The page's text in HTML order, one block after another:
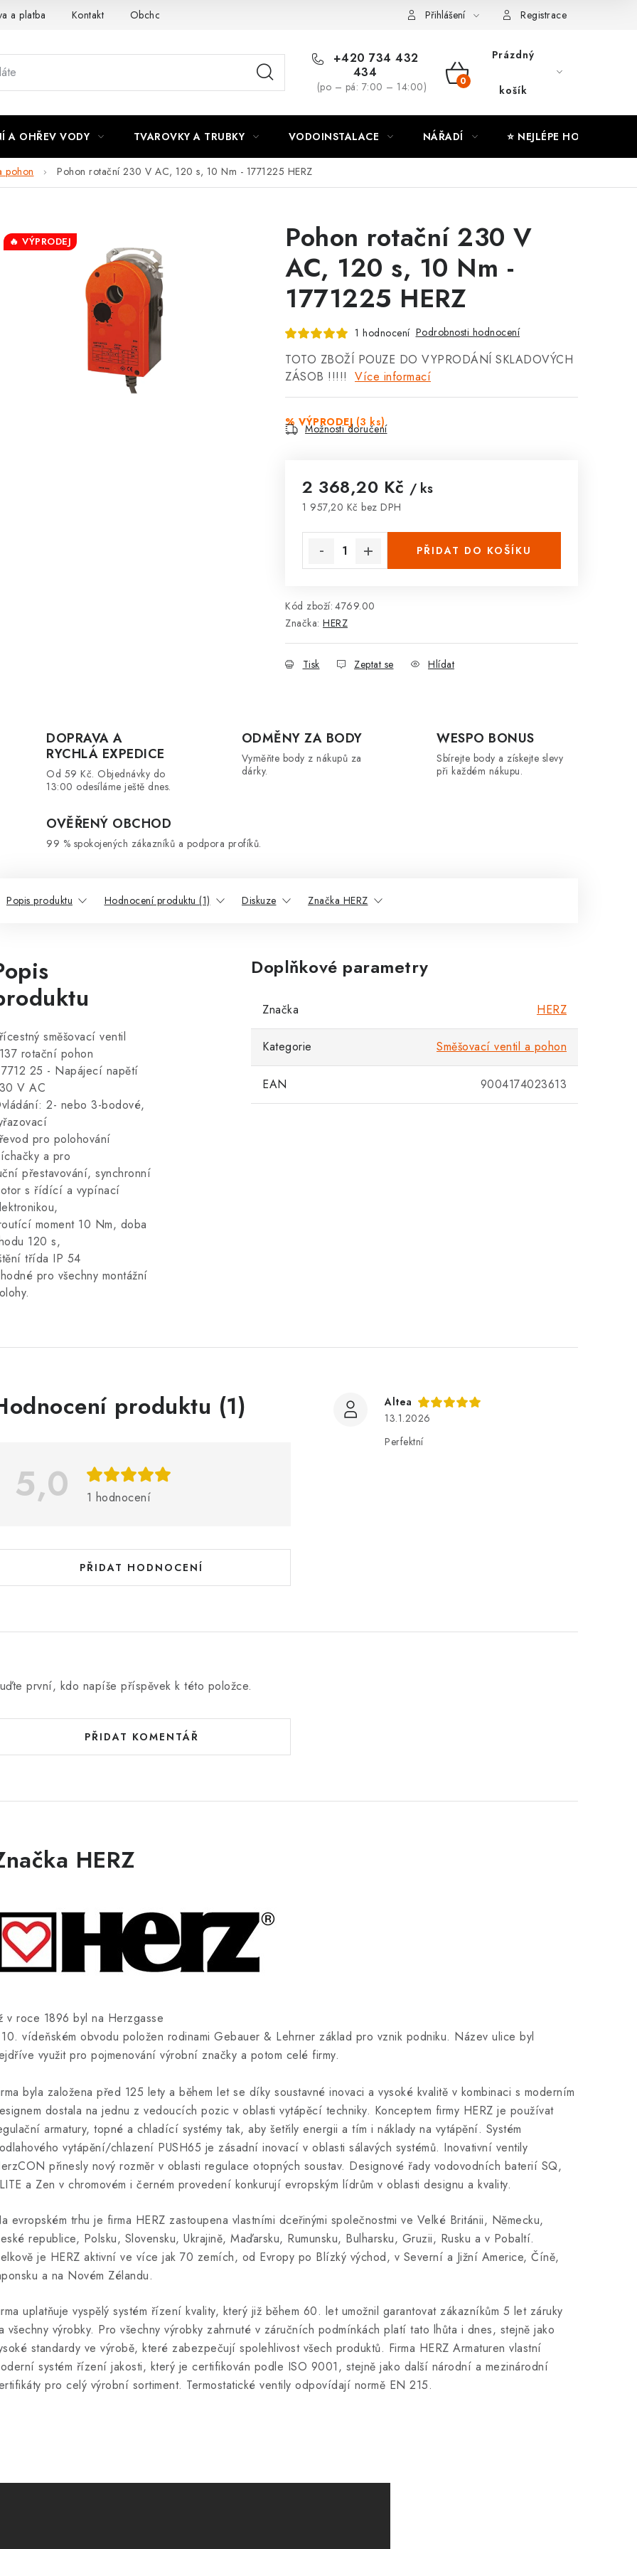
a platba Kontakt Obchodní podmínky Moje objednávka
Přihlášení Registrace
+420 734 432
434
(po – pá: 7:00 – 14:00)
NÁKUPNÍ
Prázdný
košík
A OHŘEV VODY TVAROVKY A TRUBKY VODOINSTALACE NÁŘADÍ ⭐ NEJLÉPE HODNOCENÉ
pohon Pohon rotační 230 V AC, 120 s, 10 Nm - 1771225 HERZ
Pohon rotační 230 V
AC, 120 s, 10 Nm -
1771225 HERZ
1 hodnocení Podrobnosti hodnocení
TOTO ZBOŽÍ POUZE DO VYPRODÁNÍ SKLADOVÝCH
ZÁSOB !!!!! Více informací
% VÝPRODEJ (3 ks)
Možnosti doručení
2 368,20 Kč / ks
1 957,20 Kč bez DPH
PŘIDAT DO KOŠÍKU
Kód zboží: 4769.00
Značka: HERZ
Tisk Zeptat se Hlídat
🔥 VÝPRODEJ
DOPRAVA A
RYCHLÁ EXPEDICE
Od 59 Kč. Objednávky do
13:00 odesíláme ještě dnes.
ODMĚNY ZA BODY
Vyměňte body z nákupů za
dárky.
WESPO BONUS
Sbírejte body a získejte slevy
při každém nákupu.
OVĚŘENÝ OBCHOD
99 % spokojených zákazníků a podpora profíků.
Popis produktu Hodnocení produktu (1) Diskuze Značka HERZ
směšovací ventil
rotační pohon
25 - Napájecí napětí
V AC
2- nebo 3-bodové,
pro polohování
a pro
přestavování, synchronní
s řídící a vypínací
moment 10 Nm, doba
120 s,
třída IP 54
pro všechny montážní
Doplňkové parametry
Značka HERZ
Kategorie Směšovací ventil a pohon
EAN 9004174023613
produktu (1)
5,0 1 hodnocení
PŘIDAT HODNOCENÍ
Altea
13.1.2026
Perfektní
první, kdo napíše příspěvek k této položce.
PŘIDAT KOMENTÁŘ
HERZ
v roce 1896 byl na Herzgasse
vídeňském obvodu položen rodinami Gebauer & Lehrner základ pro vznik podniku. Název ulice byl
využit pro pojmenování výrobní značky a potom celé firmy.
byla založena před 125 lety a během let se díky soustavné inovaci a vysoké kvalitě v kombinaci s moderním
dostala na jednu z vedoucích pozic v oblasti vytápěcí techniky. Konceptem firmy HERZ je používat
armatury, topné a chladící systémy tak, aby šetřily energii a tím i náklady na vytápění. Systém
vytápění/chlazení PUSH65 je zásadní inovací v oblasti sálavých systémů. Inovativní ventily
přinesly nový rozměr v oblasti regulace otopných soustav. Designové řady vodovodních baterií SQ,
a Zen v chromovém i černém provedení konkurují evropským lídrům v oblasti designu a kvality.
evropském trhu je firma HERZ zastoupena vlastními dceřinými společnostmi ve Velké Británii, Německu,
republice, Polsku, Slovensku, Ukrajině, Maďarsku, Rumunsku, Bulharsku, Gruzii, Rusku a v Pobaltí.
je HERZ aktivní ve více jak 70 zemích, od Evropy po Blízký východ, v Severní a Jižní Americe, Číně,
a na Novém Zélandu.
uplatňuje vyspělý systém řízení kvality, který již během 60. let umožnil garantovat zákazníkům 5 let záruky
všechny výrobky. Pro všechny výrobky zahrnuté v záručních podmínkách platí tato lhůta i dnes, stejně jako
standardy ve výrobě, které zabezpečují spolehlivost všech produktů. Firma HERZ Armaturen vlastní
systém řízení jakosti, který je certifikován podle ISO 9001, stejně jako další národní a mezinárodní
pro celý výrobní sortiment. Termostatické ventily odpovídají normě EN 215.
Zákaznická podpora